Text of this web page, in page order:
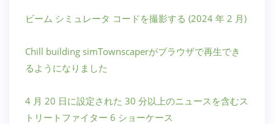
ビーム シミュレータ コードを撮影する (2024 年 2 月)
Chill building simTownscaperがブラウザで再生でき
るようになりました
4 月 20 日に設定された 30 分以上のニュースを含むス
トリートファイター 6 ショーケース